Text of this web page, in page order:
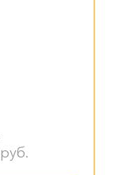
руб.